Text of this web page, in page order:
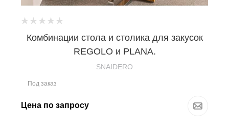
Комбинации стола и столика для закусок
REGOLO и PLANA.
SNAIDERO
Под заказ
Цена по запросу